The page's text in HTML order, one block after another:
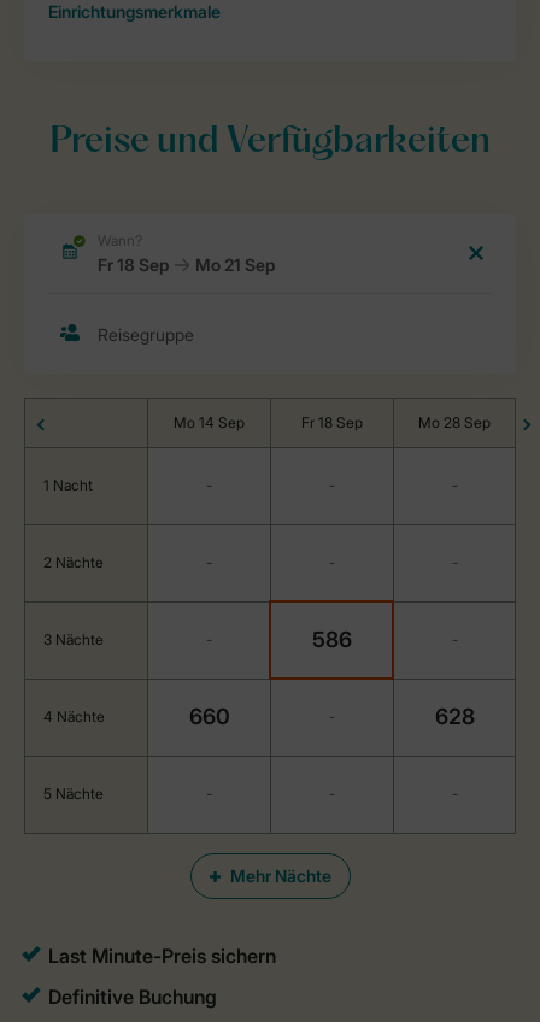
Einrichtungsmerkmale
Preise und Verfügbarkeiten
Mehr Nächte
Mo 14 Sep Fr 18 Sep Mo 28 Sep
1 Nacht - - -
2 Nächte - - -
3 Nächte - 586 -
4 Nächte 660 - 628
5 Nächte - - -